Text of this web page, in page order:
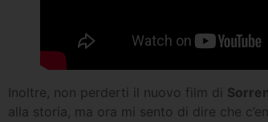
Inoltre, non perderti il nuovo film di
alla storia, ma ora mi sento di dire che